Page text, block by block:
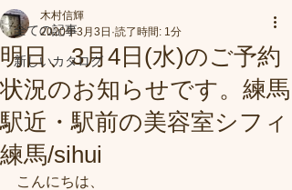
全ての記事
新しいカタログ
明日、3月4日(水)のご予約
状況のお知らせです。練馬
駅近・駅前の美容室シフィ
練馬/sihui
木村信輝
2020年3月3日 読了時間: 1分
こんにちは、